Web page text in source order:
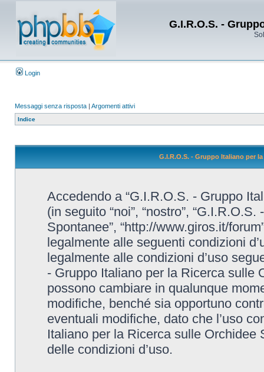
G.I.R.O.S. -
Login
Messaggi senza risposta | Argomenti attivi
Indice
G.I.R.O.S. - Gruppo Italiano per
Accedendo a “G.I.R.O.S. - Gruppo
(in seguito “noi”, “nostro”,
Spontanee”, “http://www.giros.it/
legalmente alle seguenti condizioni
legalmente alle condizioni d’uso
- Gruppo Italiano per la Ricerca sulle
possono cambiare in qualunque
modifiche, benché sia opportuno
eventuali modifiche, dato che l’uso
Italiano per la Ricerca sulle Orchidee
delle condizioni d’uso.